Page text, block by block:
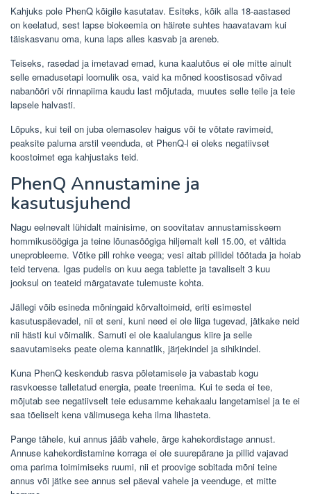
Kahjuks pole PhenQ kõigile kasutatav. Esiteks, kõik alla 18-aastased
on keelatud, sest lapse biokeemia on häirete suhtes haavatavam kui
täiskasvanu oma, kuna laps alles kasvab ja areneb.
Teiseks, rasedad ja imetavad emad, kuna kaalutõus ei ole mitte ainult
selle emadusetapi loomulik osa, vaid ka mõned koostisosad võivad
nabanööri või rinnapiima kaudu last mõjutada, muutes selle teile ja teie
lapsele halvasti.
Lõpuks, kui teil on juba olemasolev haigus või te võtate ravimeid,
peaksite paluma arstil veenduda, et PhenQ-l ei oleks negatiivset
koostoimet ega kahjustaks teid.
PhenQ Annustamine ja
kasutusjuhend
Nagu eelnevalt lühidalt mainisime, on soovitatav annustamisskeem
hommikusöögiga ja teine ​​​​lõunasöögiga hiljemalt kell 15.00, et vältida
uneprobleeme. Võtke pill rohke veega; vesi aitab pillidel töötada ja hoiab
teid tervena. Igas pudelis on kuu aega tablette ja tavaliselt 3 kuu
jooksul on teateid märgatavate tulemuste kohta.
Jällegi võib esineda mõningaid kõrvaltoimeid, eriti esimestel
kasutuspäevadel, nii et seni, kuni need ei ole liiga tugevad, jätkake neid
nii hästi kui võimalik. Samuti ei ole kaalulangus kiire ja selle
saavutamiseks peate olema kannatlik, järjekindel ja sihikindel.
Kuna PhenQ keskendub rasva põletamisele ja vabastab kogu
rasvkoesse talletatud energia, peate treenima. Kui te seda ei tee,
mõjutab see negatiivselt teie edusamme kehakaalu langetamisel ja te ei
saa tõeliselt kena välimusega keha ilma lihasteta.
Pange tähele, kui annus jääb vahele, ärge kahekordistage annust.
Annuse kahekordistamine korraga ei ole suurepärane ja pillid vajavad
oma parima toimimiseks ruumi, nii et proovige sobitada mõni teine ​​
annus või jätke see annus sel päeval vahele ja veenduge, et mitte